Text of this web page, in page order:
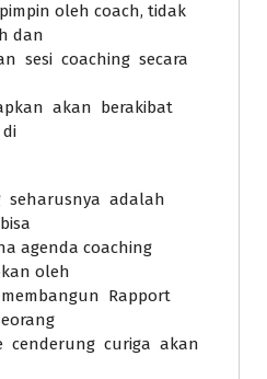
oleh coach, tidak
dan
sesi coaching secara
akan berakibat
seharusnya adalah
agenda coaching
oleh
Rapport
cenderung curiga akan